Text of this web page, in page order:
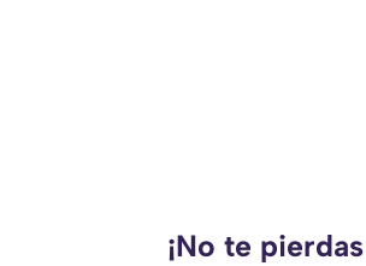
¡No te